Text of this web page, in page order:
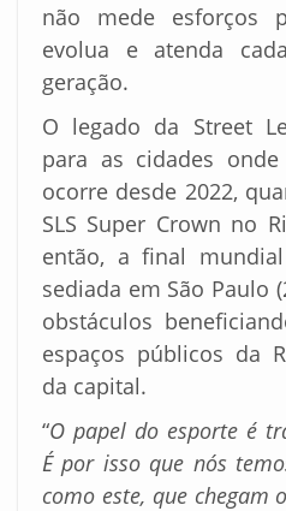
não mede esforços
evolua e atenda
geração.
O legado da Street
para as cidades
ocorre desde 2022,
SLS Super Crown no
então, a final
sediada em São Paulo
obstáculos
espaços públicos da
da capital.
“O papel do esporte é
É por isso que nós
como este, que chegam